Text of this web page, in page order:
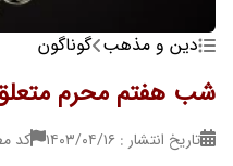
دین و مذهب گوناگون
شب هفتم محرم
تاریخ انتشار : ۱۴۰۳/۰۴/۱۶ کد